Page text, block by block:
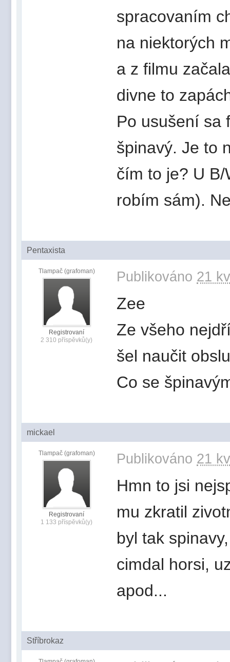
spracovaním
na niektorých
a z filmu
divne to
Po usušení sa
špinavý. Je to
čím to je? U
robím sám).
Pentaxista
Tlampač (grafoman)
Registrovaní
2 310 příspěvků(y)
Publikováno 21
Zee
Ze všeho
šel naučit
Co se
mickael
Tlampač (grafoman)
Registrovaní
1 133 příspěvků(y)
Publikováno 21
Hmn to jsi
mu zkratil
byl tak
cimdal horsi,
apod...
Stříbrokaz